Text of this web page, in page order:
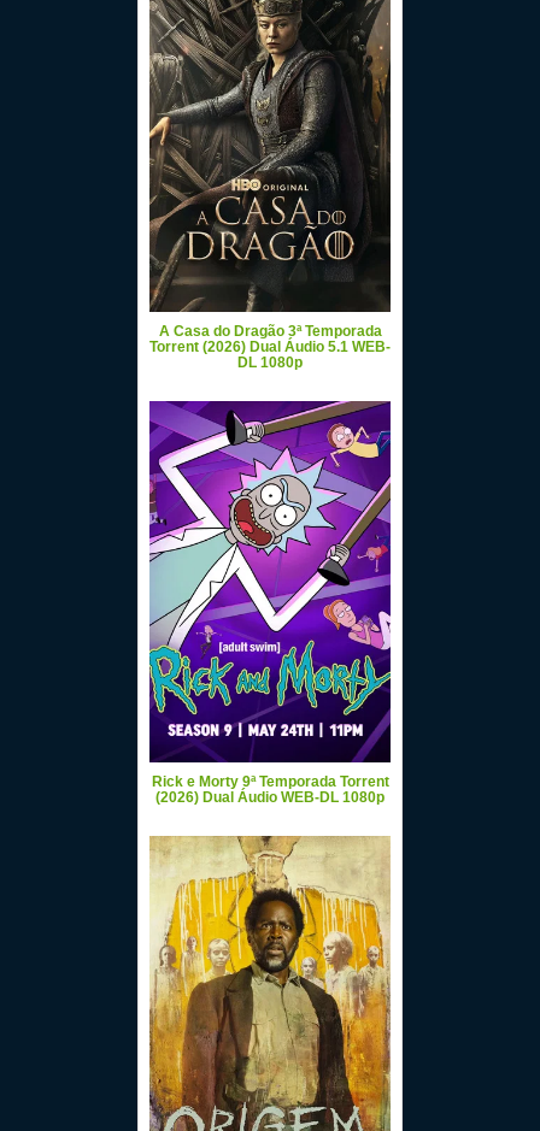
A Casa do Dragão 3ª Temporada
Torrent (2026) Dual Áudio 5.1 WEB-
DL 1080p
Rick e Morty 9ª Temporada Torrent
(2026) Dual Áudio WEB-DL 1080p